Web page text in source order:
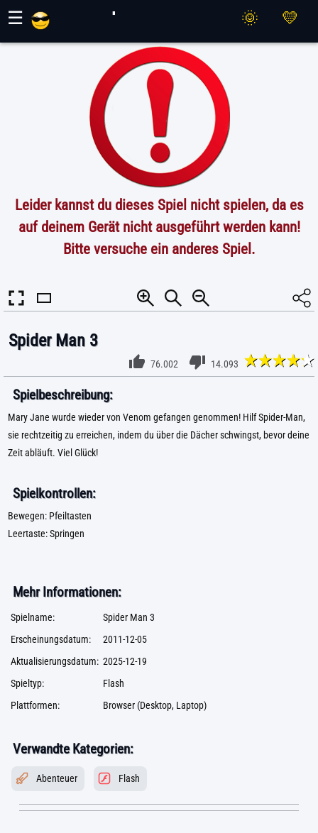
☰
Leider kannst du dieses Spiel nicht spielen, da es
auf deinem Gerät nicht ausgeführt werden kann!
Bitte versuche ein anderes Spiel.
Spider Man 3
76.002 14.093
Spielbeschreibung:
Mary Jane wurde wieder von Venom gefangen genommen! Hilf Spider-Man,
sie rechtzeitig zu erreichen, indem du über die Dächer schwingst, bevor deine
Zeit abläuft. Viel Glück!
Spielkontrollen:
Bewegen: Pfeiltasten
Leertaste: Springen
Mehr Informationen:
Spielname:
Spider Man 3
Erscheinungsdatum:
2011-12-05
Aktualisierungsdatum: 2025-12-19
Spieltyp:
Flash
Plattformen:
Browser (Desktop, Laptop)
Verwandte Kategorien:
Abenteuer Flash